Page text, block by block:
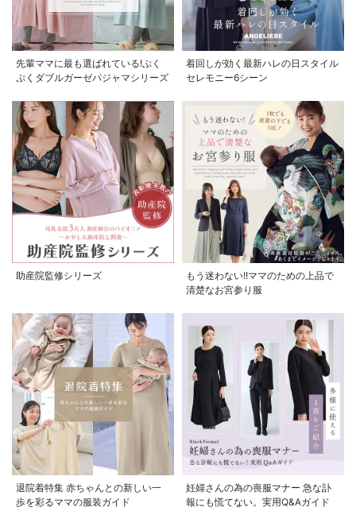
お買い物を続ける カートへ進む
RELATED ITEMS
1
【産前産後対応】
【セットアップ
先輩ママに最も選ばれている!ぷく
ぷくダブルガーゼパジャマシリーズ
着回しが効く最新ハレの日スタイル
セレモニー6シーン
助産院監修シリーズ
もう迷わない!!ママのための上品で
清楚なお宮参り服
退院着特集 赤ちゃんとの新しい一
歩を彩るママの服装ガイド
妊婦さんの為の喪服マナー 急な訃
報にも慌てない。実用Q&Aガイド
お気に入り商品を確認する